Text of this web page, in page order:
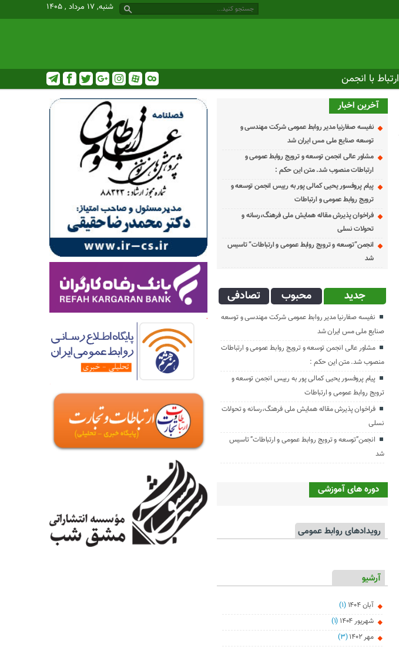
شنبه, ۱۷ مرداد , ۱۴۰۵
ارتباط با انجمن
آخرین اخبار
نفیسه صفارنیا مدیر روابط‌ عمومی شرکت مهندسی و
توسعه صنایع ملی مس ایران شد
مشاور عالی انجمن توسعه و ترویج روابط عمومی و
ارتباطات منصوب شد. متن این حکم :
پیام پروفسور یحیی کمالی پور به رییس انجمن توسعه و
ترویج روابط عمومی و ارتباطات
فراخوان پذیرش مقاله همایش ملی فرهنگ،رسانه و
تحولات نسلی
انجمن”توسعه و ترویج روابط عمومی و ارتباطات” تاسیس
شد
جدید محبوب تصادفی
نفیسه صفارنیا مدیر روابط‌ عمومی شرکت مهندسی و توسعه
صنایع ملی مس ایران شد
مشاور عالی انجمن توسعه و ترویج روابط عمومی و ارتباطات
منصوب شد. متن این حکم :
پیام پروفسور یحیی کمالی پور به رییس انجمن توسعه و
ترویج روابط عمومی و ارتباطات
فراخوان پذیرش مقاله همایش ملی فرهنگ،رسانه و تحولات
نسلی
انجمن”توسعه و ترویج روابط عمومی و ارتباطات” تاسیس
شد
دوره های آموزشی
رویدادهای روابط عمومی
آرشیو
آبان ۱۴۰۴
(۱)
شهریور ۱۴۰۴
(۱)
مهر ۱۴۰۲
(۳)